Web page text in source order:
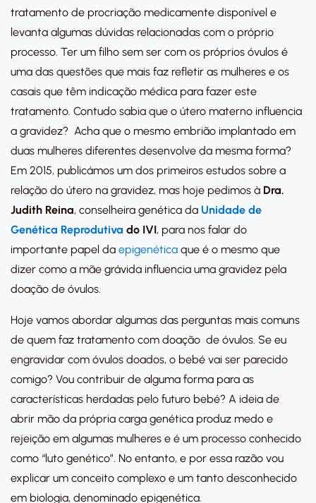
tratamento de procriação medicamente disponível e
levanta algumas dúvidas relacionadas com o próprio
processo. Ter um filho sem ser com os próprios óvulos é
uma das questões que mais faz refletir as mulheres e os
casais que têm indicação médica para fazer este
tratamento. Contudo sabia que o útero materno influencia
a gravidez? Acha que o mesmo embrião implantado em
duas mulheres diferentes desenvolve da mesma forma?
Em 2015, publicámos um dos primeiros estudos sobre a
relação do útero na gravidez, mas hoje pedimos à Dra.
Judith Reina, conselheira genética da Unidade de
Genética Reprodutiva do IVI, para nos falar do
importante papel da epigenética que é o mesmo que
dizer como a mãe grávida influencia uma gravidez pela
doação de óvulos.
Hoje vamos abordar algumas das perguntas mais comuns
de quem faz tratamento com doação de óvulos. Se eu
engravidar com óvulos doados, o bebé vai ser parecido
comigo? Vou contribuir de alguma forma para as
características herdadas pelo futuro bebé? A ideia de
abrir mão da própria carga genética produz medo e
rejeição em algumas mulheres e é um processo conhecido
como “luto genético”. No entanto, e por essa razão vou
explicar um conceito complexo e um tanto desconhecido
em biologia, denominado epigenética.